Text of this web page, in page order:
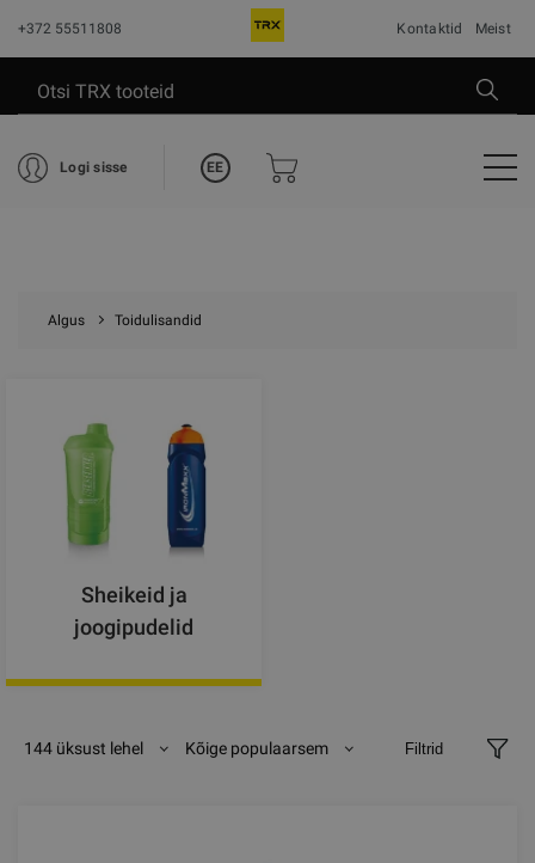
+372 55511808 Kontaktid Meist
Logi sisse EE
Algus Toidulisandid
Sheikeid ja
joogipudelid
144 üksust lehel Kõige populaarsem Filtrid